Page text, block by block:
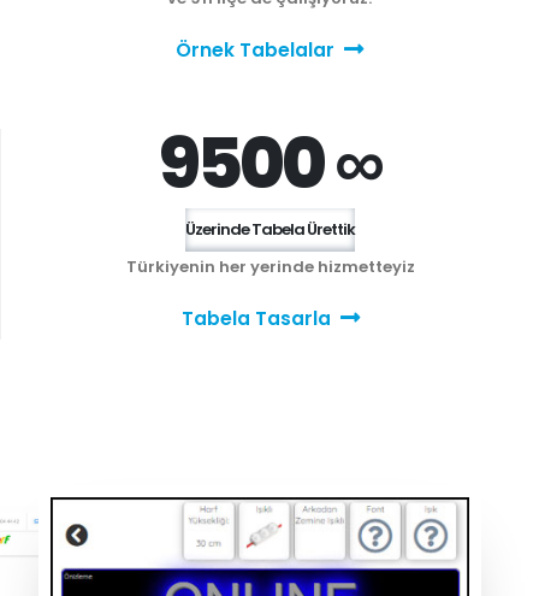
Örnek Tabelalar
9500 ∞
Üzerinde Tabela Ürettik
Türkiyenin her yerinde hizmetteyiz
Tabela Tasarla